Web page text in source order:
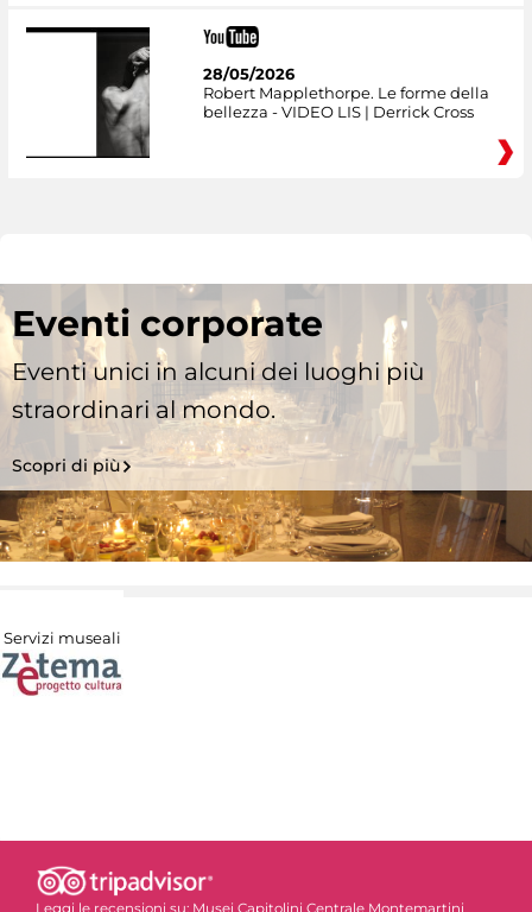
28/05/2026
Robert Mapplethorpe. Le forme della
bellezza - VIDEO LIS | Derrick Cross
Eventi corporate
Eventi unici in alcuni dei luoghi più
straordinari al mondo.
Scopri di più
Servizi museali
Leggi le recensioni su: Musei Capitolini Centrale Montemartini